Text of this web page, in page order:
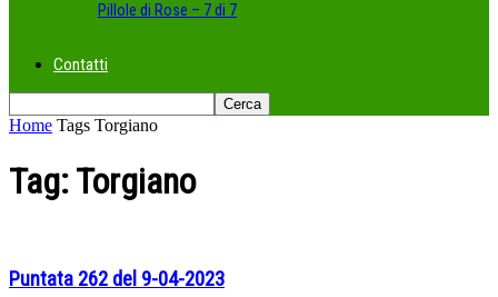
Pillole di Rose – 7 di 7
Contatti
Home Tags Torgiano
Tag: Torgiano
Puntata 262 del 9-04-2023